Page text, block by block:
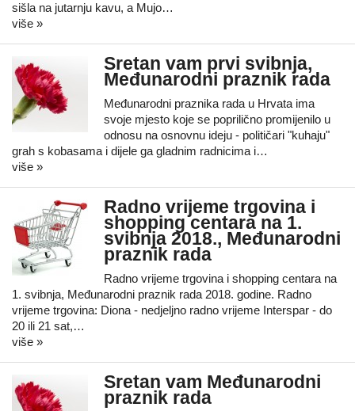
sišla na jutarnju kavu, a Mujo…
više »
Sretan vam prvi svibnja,
Međunarodni praznik rada
Međunarodni praznika rada u Hrvata ima
svoje mjesto koje se poprilično promijenilo u
odnosu na osnovnu ideju - političari "kuhaju"
grah s kobasama i dijele ga gladnim radnicima i…
više »
Radno vrijeme trgovina i
shopping centara na 1.
svibnja 2018., Međunarodni
praznik rada
Radno vrijeme trgovina i shopping centara na
1. svibnja, Međunarodni praznik rada 2018. godine. Radno
vrijeme trgovina: Diona - nedjeljno radno vrijeme Interspar - do
20 ili 21 sat,…
više »
Sretan vam Međunarodni
praznik rada